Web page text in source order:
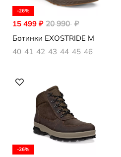
-26%
15 499 ₽ 20 990 ₽
Ботинки EXOSTRIDE M
40 41 42 43 44 45 46
-26%